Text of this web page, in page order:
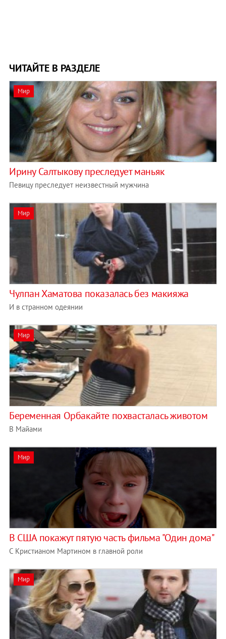
ЧИТАЙТЕ В РАЗДЕЛЕ
Мир
Ирину Салтыкову преследует маньяк
Певицу преследует неизвестный мужчина
Мир
Чулпан Хаматова показалась без макияжа
И в странном одеянии
Мир
Беременная Орбакайте похвасталась животом
В Майами
Мир
В США покажут пятую часть фильма "Один дома"
С Кристианом Мартином в главной роли
Мир